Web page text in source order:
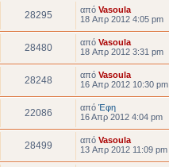
28295 από Vasoula
18 Απρ 2012 4:05 pm
28480 από Vasoula
18 Απρ 2012 3:31 pm
28248 από Vasoula
16 Απρ 2012 10:30 pm
22086 από Έφη
16 Απρ 2012 4:04 pm
28499 από Vasoula
13 Απρ 2012 11:09 pm